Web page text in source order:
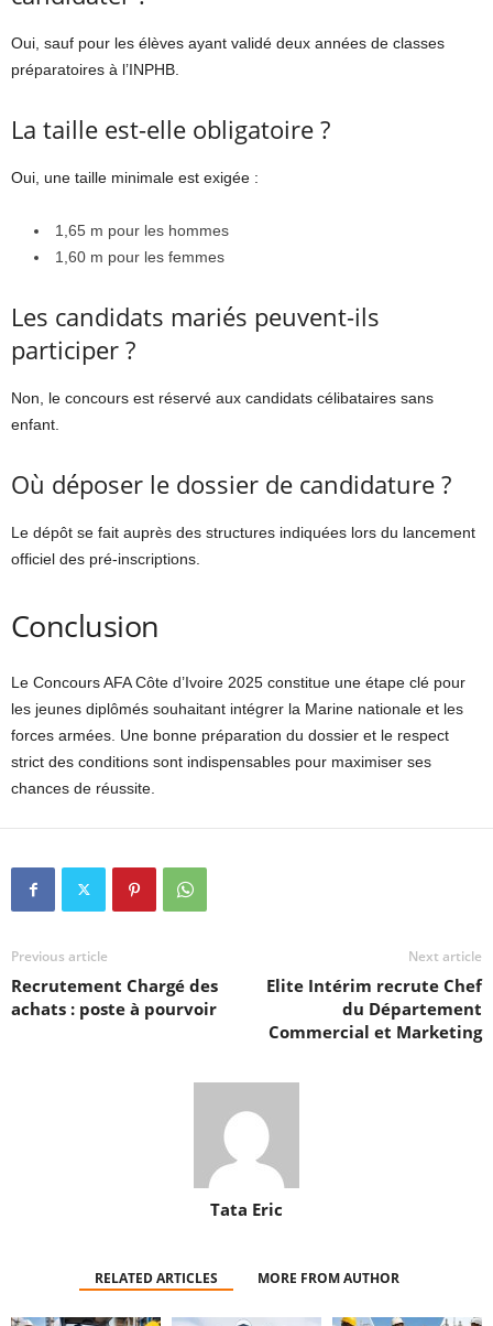
Oui, sauf pour les élèves ayant validé deux années de classes
préparatoires à l’INPHB.
La taille est-elle obligatoire ?
Oui, une taille minimale est exigée :
1,65 m pour les hommes
1,60 m pour les femmes
Les candidats mariés peuvent-ils
participer ?
Non, le concours est réservé aux candidats célibataires sans
enfant.
Où déposer le dossier de candidature ?
Le dépôt se fait auprès des structures indiquées lors du lancement
officiel des pré-inscriptions.
Conclusion
Le Concours AFA Côte d’Ivoire 2025 constitue une étape clé pour
les jeunes diplômés souhaitant intégrer la Marine nationale et les
forces armées. Une bonne préparation du dossier et le respect
strict des conditions sont indispensables pour maximiser ses
chances de réussite.
Previous article
Recrutement Chargé des
achats : poste à pourvoir
Next article
Elite Intérim recrute Chef
du Département
Commercial et Marketing
Tata Eric
RELATED ARTICLES MORE FROM AUTHOR